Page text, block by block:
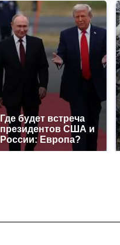
Где будет встреча
президентов США и
России: Европа?